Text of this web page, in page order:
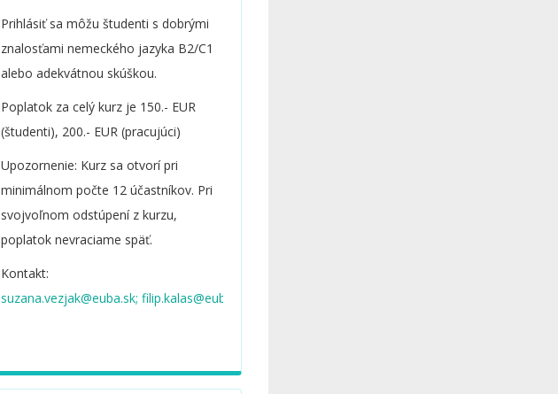
krajinách EÚ.
Prihlásiť sa môžu študenti s dobrými
znalosťami nemeckého jazyka B2/C1
alebo adekvátnou skúškou.
Poplatok za celý kurz je 150.- EUR
(študenti), 200.- EUR (pracujúci)
Upozornenie: Kurz sa otvorí pri
minimálnom počte 12 účastníkov. Pri
svojvoľnom odstúpení z kurzu,
poplatok nevraciame späť.
Kontakt:
suzana.vezjak@euba.sk;